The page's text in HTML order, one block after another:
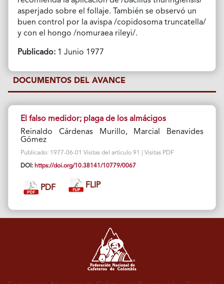
asperjado sobre el follaje. También se observó un
buen control por la avispa /copidosoma truncatella/
y con el hongo /nomuraea rileyi/.
Publicado:1 Junio 1977
DOCUMENTOS DEL AVANCE
El falso medidor; plaga de los almácigos
Reinaldo Cárdenas Murillo, Marcial Benavides
Gómez
Publicado: 1977-06-01 Visitas del artículo 91 | Visitas PDF
DOI: https://doi.org/10.38141/10779/0067
PDF FLIP